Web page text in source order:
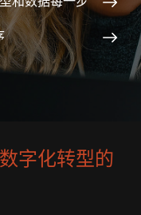
行补救
安全保障
数字化转型的